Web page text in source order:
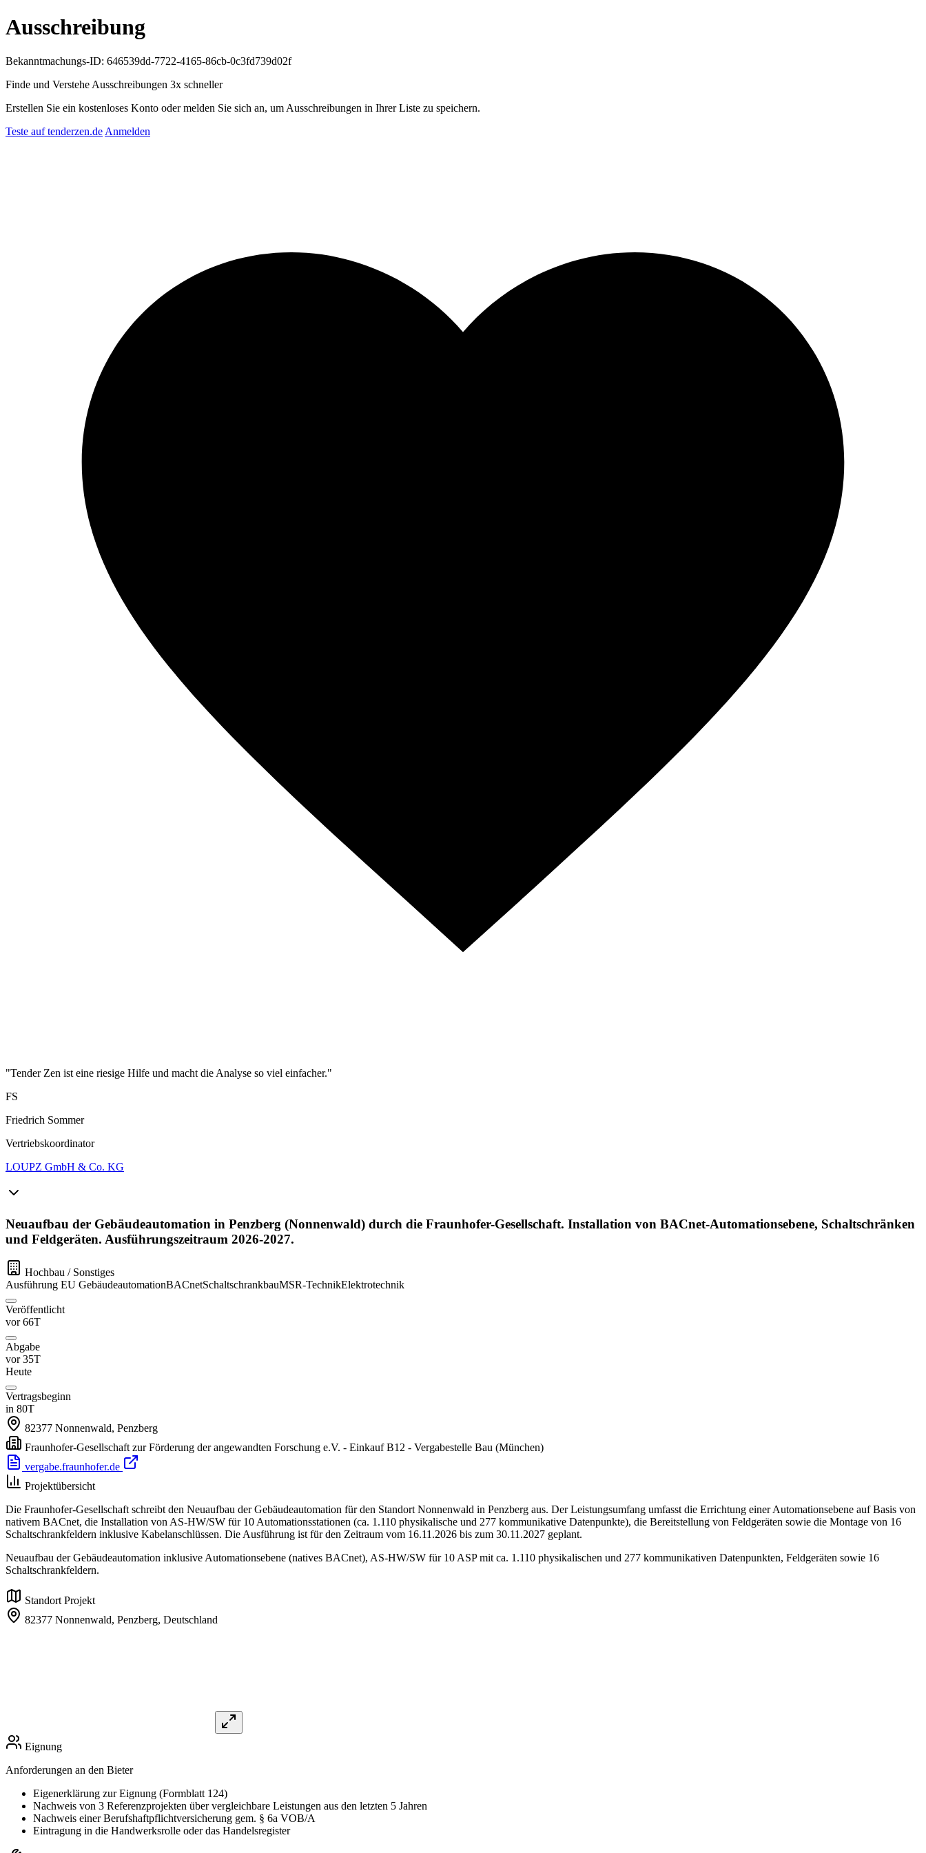
Ausschreibung
Bekanntmachungs-ID: 646539dd-7722-4165-86cb-0c3fd739d02f
Finde und Verstehe Ausschreibungen 3x schneller
Erstellen Sie ein kostenloses Konto oder melden Sie sich an, um Ausschreibungen in Ihrer Liste zu speichern.
Teste auf tenderzen.de Anmelden
"Tender Zen ist eine riesige Hilfe und macht die Analyse so viel einfacher."
FS
Friedrich Sommer
Vertriebskoordinator
LOUPZ GmbH & Co. KG
Neuaufbau der Gebäudeautomation in Penzberg (Nonnenwald) durch die Fraunhofer-Gesellschaft. Installation von BACnet-Automationsebene, Schaltschränken
und Feldgeräten. Ausführungszeitraum 2026-2027.
Hochbau / Sonstiges
Ausführung EU GebäudeautomationBACnetSchaltschrankbauMSR-TechnikElektrotechnik
Veröffentlicht
vor 66T
Abgabe
vor 35T
Heute
Vertragsbeginn
in 80T
82377 Nonnenwald, Penzberg
Fraunhofer-Gesellschaft zur Förderung der angewandten Forschung e.V. - Einkauf B12 - Vergabestelle Bau (München)
vergabe.fraunhofer.de
Projektübersicht
Die Fraunhofer-Gesellschaft schreibt den Neuaufbau der Gebäudeautomation für den Standort Nonnenwald in Penzberg aus. Der Leistungsumfang umfasst die Errichtung einer Automationsebene auf Basis von
nativem BACnet, die Installation von AS-HW/SW für 10 Automationsstationen (ca. 1.110 physikalische und 277 kommunikative Datenpunkte), die Bereitstellung von Feldgeräten sowie die Montage von 16
Schaltschrankfeldern inklusive Kabelanschlüssen. Die Ausführung ist für den Zeitraum vom 16.11.2026 bis zum 30.11.2027 geplant.
Neuaufbau der Gebäudeautomation inklusive Automationsebene (natives BACnet), AS-HW/SW für 10 ASP mit ca. 1.110 physikalischen und 277 kommunikativen Datenpunkten, Feldgeräten sowie 16
Schaltschrankfeldern.
Standort Projekt
82377 Nonnenwald, Penzberg, Deutschland
Eignung
Anforderungen an den Bieter
Eigenerklärung zur Eignung (Formblatt 124)
Nachweis von 3 Referenzprojekten über vergleichbare Leistungen aus den letzten 5 Jahren
Nachweis einer Berufshaftpflichtversicherung gem. § 6a VOB/A
Eintragung in die Handwerksrolle oder das Handelsregister